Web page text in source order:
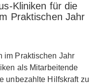
Kliniken für die
Praktischen Jahr
im Praktischen Jahr
als Mitarbeitende
unbezahlte Hilfskraft zu